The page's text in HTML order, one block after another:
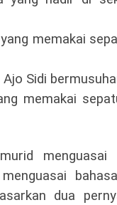
memakai
Ajo Sidi
memakai
menguasai
dua